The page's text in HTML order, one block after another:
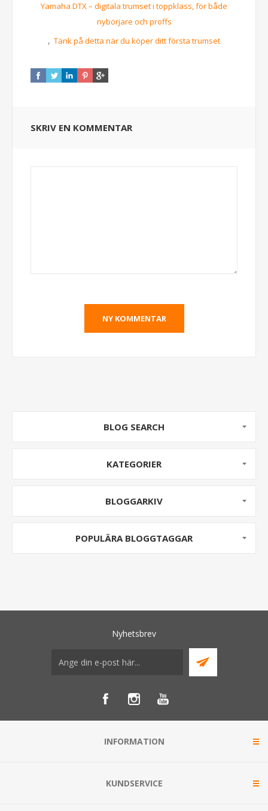
Yamaha DTX – digitala trumset i toppklass, för både
nybörjare och proffs
, Tänk på detta när du köper ditt första trumset
SKRIV EN KOMMENTAR
BLOG SEARCH
KATEGORIER
BLOGGARKIV
POPULÄRA BLOGGTAGGAR
Nyhetsbrev
INFORMATION
KUNDSERVICE